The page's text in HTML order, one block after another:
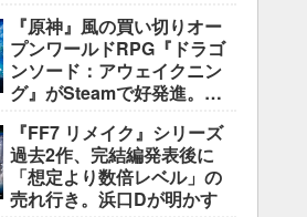
『原神』風の買い切りオー
プンワールドRPG『ドラゴ
ンソード：アウェイクニン
グ』がSteamで好発進。価
件超で約90％好評
『FF7 リメイク』シリーズ
過去2作、完結編発表後に
「想定より数倍レベル」の
売れ行き。浜口Dが明かす